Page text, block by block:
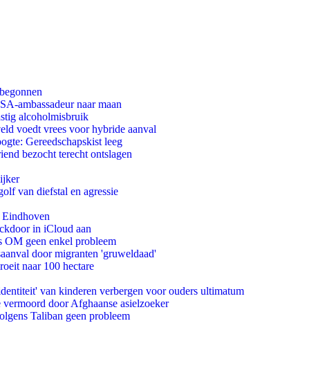
ambassadeur naar maan
alcoholmisbruik
voedt vrees voor hybride aanval
Gereedschapskist leeg
bezocht terecht ontslagen
van diefstal en agressie
in iCloud aan
OM geen enkel probleem
door migranten 'gruweldaad'
naar 100 hectare
van kinderen verbergen voor ouders ultimatum
door Afghaanse asielzoeker
Taliban geen probleem